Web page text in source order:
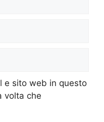
e sito web in questo
volta che